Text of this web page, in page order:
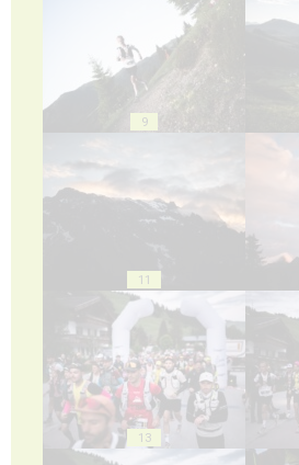
9
11
13